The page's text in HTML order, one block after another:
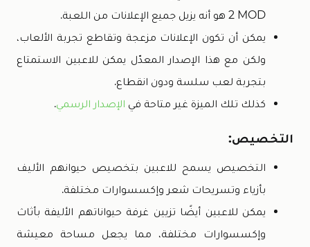
2 MOD هو أنه يزيل جميع الإعلانات من اللعبة.
يمكن أن تكون الإعلانات مزعجة وتقاطع تجربة الألعاب،
ولكن مع هذا الإصدار المعدّل يمكن للاعبين الاستمتاع
بتجربة لعب سلسة ودون انقطاع.
كذلك تلك الميزة غير متاحة في الإصدار الرسمي.
التخصيص:
التخصيص يسمح للاعبين بتخصيص حيوانهم الأليف
بأزياء وتسريحات شعر وإكسسوارات مختلفة.
يمكن للاعبين أيضًا تزيين غرفة حيواناتهم الأليفة بأثاث
وإكسسوارات مختلفة، مما يجعل مساحة معيشة